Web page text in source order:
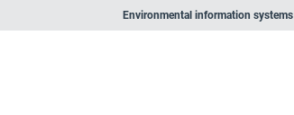
Environmental information systems